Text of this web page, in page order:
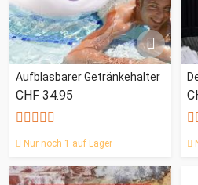
Aufblasbarer Getränkehalter
CHF 34.95
Nur noch 1 auf Lager